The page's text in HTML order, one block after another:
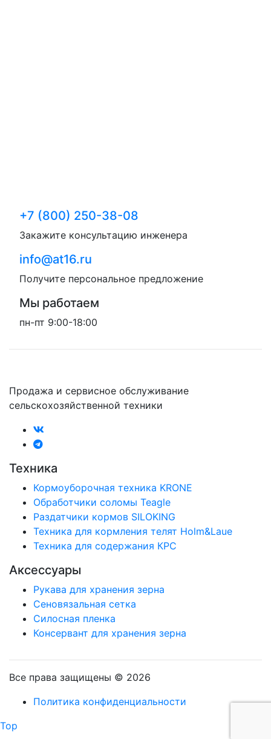
+7 (800) 250-38-08
Закажите консультацию инженера
info@at16.ru
Получите персональное предложение
Мы работаем
пн-пт 9:00-18:00
Продажа и сервисное обслуживание
сельскохозяйственной техники
Техника
Кормоуборочная техника KRONE
Обработчики соломы Teagle
Раздатчики кормов SILOKING
Техника для кормления телят Holm&Laue
Техника для содержания КРС
Аксессуары
Рукава для хранения зерна
Сеновязальная сетка
Силосная пленка
Консервант для хранения зерна
Все права защищены © 2026
Политика конфиденциальности
Top